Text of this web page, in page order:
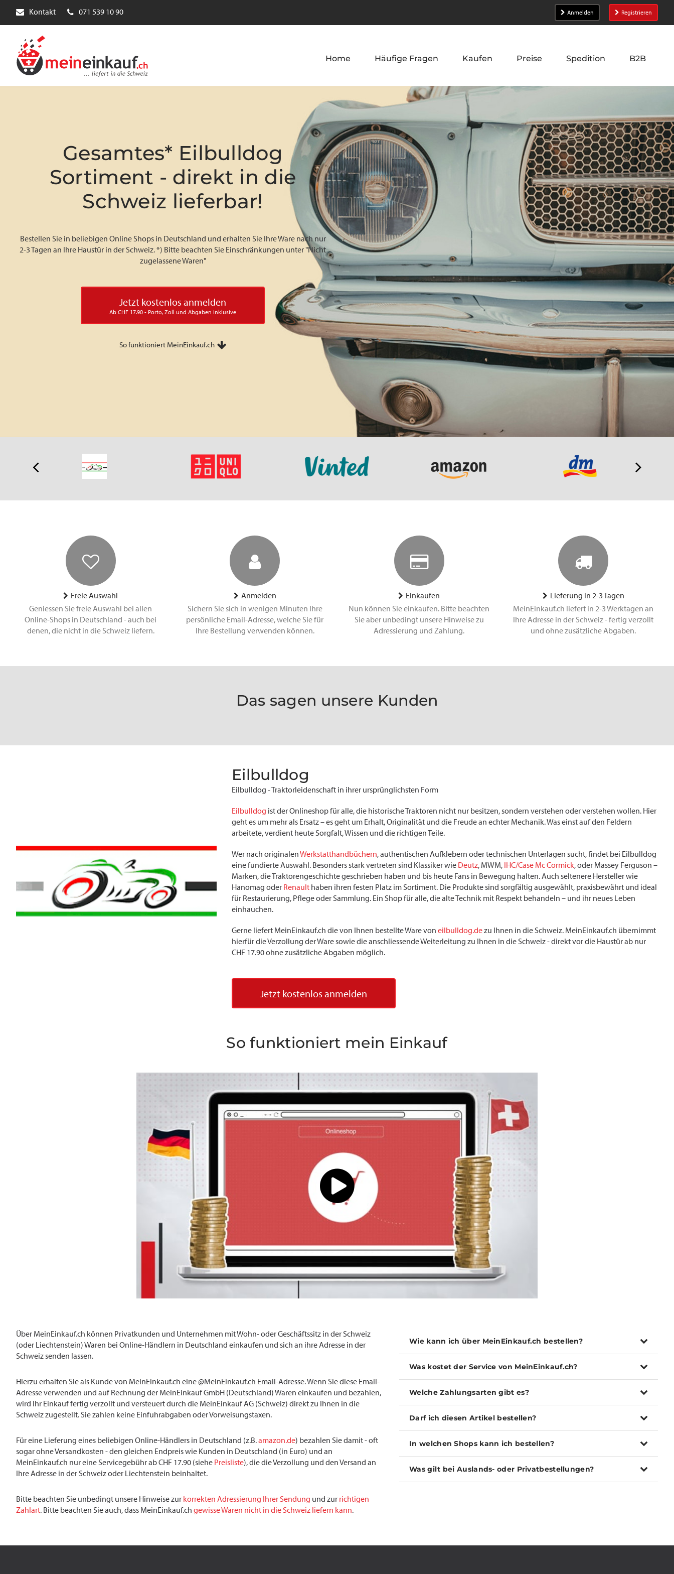
Kontakt 071 539 10 90 Anmelden Registrieren
Home Häufige Fragen Kaufen Preise Spedition B2B
Gesamtes* Eilbulldog
Sortiment - direkt in die
Schweiz lieferbar!
Bestellen Sie in beliebigen Online Shops in Deutschland und erhalten Sie Ihre Ware nach nur
2-3 Tagen an Ihre Haustür in der Schweiz. *) Bitte beachten Sie Einschränkungen unter "Nicht
zugelassene Waren"
Jetzt kostenlos anmelden
Ab CHF 17.90 - Porto, Zoll und Abgaben inklusive
So funktioniert MeinEinkauf.ch
Freie Auswahl
Geniessen Sie freie Auswahl bei allen
Online-Shops in Deutschland - auch bei
denen, die nicht in die Schweiz liefern.
Anmelden
Sichern Sie sich in wenigen Minuten Ihre
persönliche Email-Adresse, welche Sie für
Ihre Bestellung verwenden können.
Einkaufen
Nun können Sie einkaufen. Bitte beachten
Sie aber unbedingt unsere Hinweise zu
Adressierung und Zahlung.
Lieferung in 2-3 Tagen
MeinEinkauf.ch liefert in 2-3 Werktagen an
Ihre Adresse in der Schweiz - fertig verzollt
und ohne zusätzliche Abgaben.
Das sagen unsere Kunden
Eilbulldog
Eilbulldog - Traktorleidenschaft in ihrer ursprünglichsten Form
Eilbulldog ist der Onlineshop für alle, die historische Traktoren nicht nur besitzen, sondern verstehen oder verstehen wollen. Hier
geht es um mehr als Ersatz – es geht um Erhalt, Originalität und die Freude an echter Mechanik. Was einst auf den Feldern
arbeitete, verdient heute Sorgfalt, Wissen und die richtigen Teile.
Wer nach originalenWerkstatthandbüchern, authentischen Aufklebern oder technischen Unterlagen sucht, findet bei Eilbulldog
eine fundierte Auswahl. Besonders stark vertreten sind Klassiker wie Deutz, MWM, IHC/Case Mc Cormick, oder Massey Ferguson –
Marken, die Traktorengeschichte geschrieben haben und bis heute Fans in Bewegung halten. Auch seltenere Hersteller wie
Hanomag oder Renault haben ihren festen Platz im Sortiment. Die Produkte sind sorgfältig ausgewählt, praxisbewährt und ideal
für Restaurierung, Pflege oder Sammlung. Ein Shop für alle, die alte Technik mit Respekt behandeln – und ihr neues Leben
einhauchen.
Gerne liefert MeinEinkauf.ch die von Ihnen bestellte Ware von eilbulldog.dezu Ihnen in die Schweiz. MeinEinkauf.ch übernimmt
hierfür die Verzollung der Ware sowie die anschliessende Weiterleitung zu Ihnen in die Schweiz - direkt vor die Haustür ab nur
CHF 17.90 ohne zusätzliche Abgaben möglich.
Jetzt kostenlos anmelden
So funktioniert mein Einkauf
Über MeinEinkauf.ch können Privatkunden und Unternehmen mit Wohn- oder Geschäftssitz in der Schweiz
(oder Liechtenstein) Waren bei Online-Händlern in Deutschland einkaufen und sich an ihre Adresse in der
Schweiz senden lassen.
Hierzu erhalten Sie als Kunde von MeinEinkauf.ch eine @MeinEinkauf.ch Email-Adresse. Wenn Sie diese Email-
Adresse verwenden und auf Rechnung der MeinEinkauf GmbH (Deutschland) Waren einkaufen und bezahlen,
wird Ihr Einkauf fertig verzollt und versteuert durch die MeinEinkauf AG (Schweiz) direkt zu Ihnen in die
Schweiz zugestellt. Sie zahlen keine Einfuhrabgaben oder Vorweisungstaxen.
Für eine Lieferung eines beliebigen Online-Händlers in Deutschland (z.B.amazon.de) bezahlen Sie damit - oft
sogar ohne Versandkosten - den gleichen Endpreis wie Kunden in Deutschland (in Euro) und an
MeinEinkauf.ch nur eine Servicegebühr ab CHF 17.90 (siehe Preisliste), die die Verzollung und den Versand an
Ihre Adresse in der Schweiz oder Liechtenstein beinhaltet.
Bitte beachten Sie unbedingt unsere Hinweise zur korrekten Adressierung Ihrer Sendung und zur richtigen
Zahlart. Bitte beachten Sie auch, dass MeinEinkauf.ch gewisse Waren nicht in die Schweiz liefern kann.
Wie kann ich über MeinEinkauf.ch bestellen?
Was kostet der Service von MeinEinkauf.ch?
Welche Zahlungsarten gibt es?
Darf ich diesen Artikel bestellen?
In welchen Shops kann ich bestellen?
Was gilt bei Auslands- oder Privatbestellungen?